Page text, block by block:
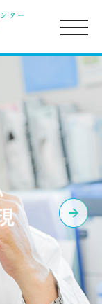
toggle